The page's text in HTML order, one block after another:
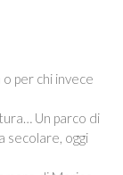
per chi invece
Un parco di
secolare, oggi